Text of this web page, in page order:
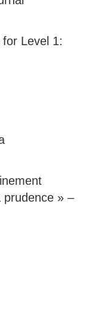
for Level 1:
prudence » –